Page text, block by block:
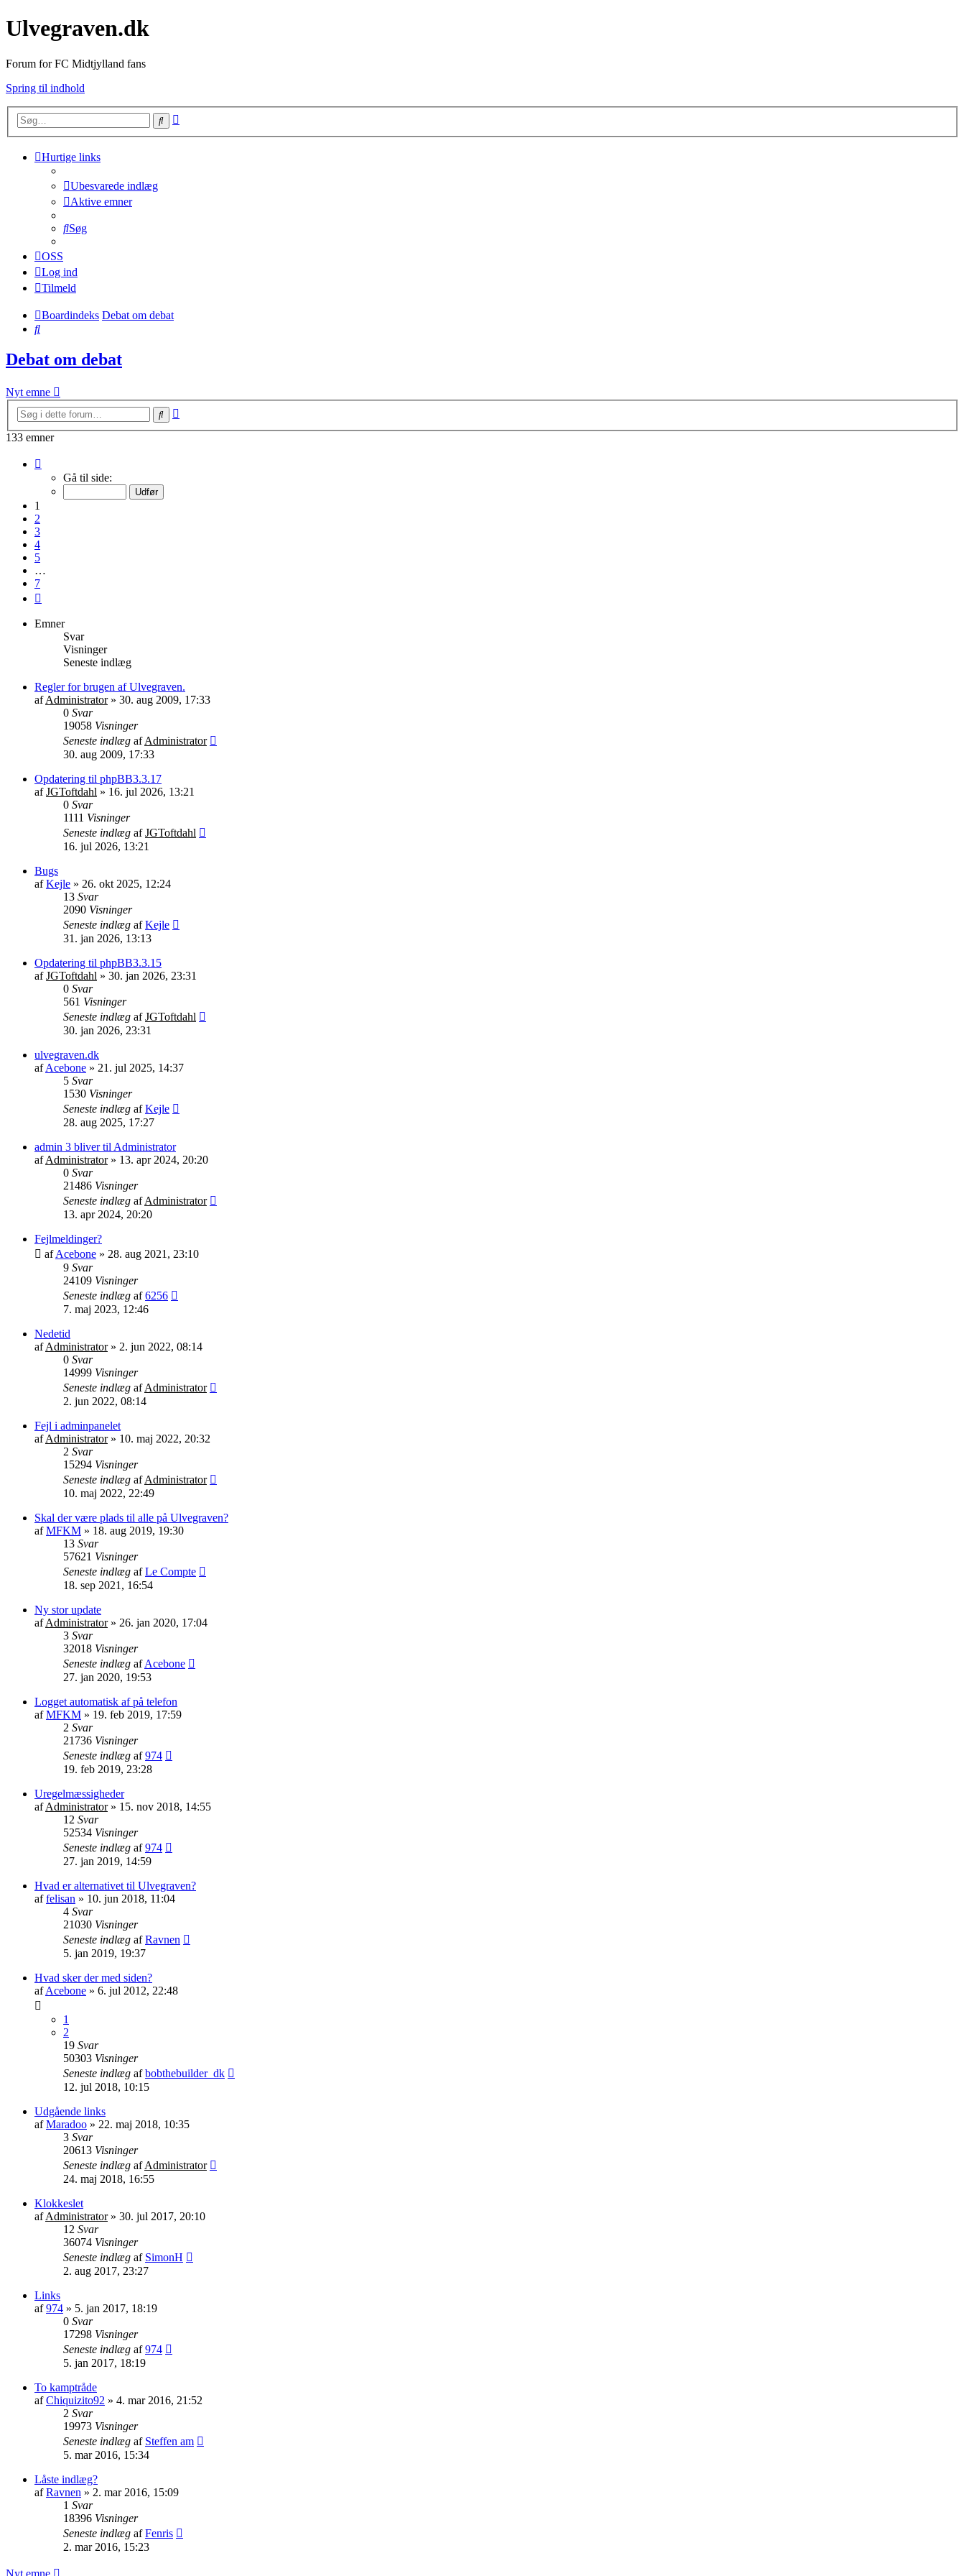
Ulvegraven.dk
Forum for FC Midtjylland fans
Spring til indhold
Søg
Hurtige links
Ubesvarede indlæg
Aktive emner
Søg
OSS
Log ind
Tilmeld
Boardindeks Debat om debat
Søg
Debat om debat
Nyt emne
Søg
133 emner
Gå til side:
1
2
3
4
5
…
7
Emner
Svar
Visninger
Seneste indlæg
Regler for brugen af Ulvegraven.
afAdministrator» 30. aug 2009, 17:33
0 Svar
19058 Visninger
Seneste indlæg afAdministrator
30. aug 2009, 17:33
Opdatering til phpBB3.3.17
afJGToftdahl » 16. jul 2026, 13:21
0 Svar
1111 Visninger
Seneste indlæg afJGToftdahl
16. jul 2026, 13:21
Bugs
afKejle » 26. okt 2025, 12:24
13 Svar
2090 Visninger
Seneste indlæg afKejle
31. jan 2026, 13:13
Opdatering til phpBB3.3.15
afJGToftdahl » 30. jan 2026, 23:31
0 Svar
561 Visninger
Seneste indlæg afJGToftdahl
30. jan 2026, 23:31
ulvegraven.dk
afAcebone » 21. jul 2025, 14:37
5 Svar
1530 Visninger
Seneste indlæg afKejle
28. aug 2025, 17:27
admin 3 bliver til Administrator
afAdministrator» 13. apr 2024, 20:20
0 Svar
21486 Visninger
Seneste indlæg afAdministrator
13. apr 2024, 20:20
Fejlmeldinger?
afAcebone » 28. aug 2021, 23:10
9 Svar
24109 Visninger
Seneste indlæg af6256
7. maj 2023, 12:46
Nedetid
afAdministrator» 2. jun 2022, 08:14
0 Svar
14999 Visninger
Seneste indlæg afAdministrator
2. jun 2022, 08:14
Fejl i adminpanelet
afAdministrator» 10. maj 2022, 20:32
2 Svar
15294 Visninger
Seneste indlæg afAdministrator
10. maj 2022, 22:49
Skal der være plads til alle på Ulvegraven?
afMFKM » 18. aug 2019, 19:30
13 Svar
57621 Visninger
Seneste indlæg afLe Compte
18. sep 2021, 16:54
Ny stor update
afAdministrator» 26. jan 2020, 17:04
3 Svar
32018 Visninger
Seneste indlæg afAcebone
27. jan 2020, 19:53
Logget automatisk af på telefon
afMFKM » 19. feb 2019, 17:59
2 Svar
21736 Visninger
Seneste indlæg af974
19. feb 2019, 23:28
Uregelmæssigheder
afAdministrator» 15. nov 2018, 14:55
12 Svar
52534 Visninger
Seneste indlæg af974
27. jan 2019, 14:59
Hvad er alternativet til Ulvegraven?
affelisan » 10. jun 2018, 11:04
4 Svar
21030 Visninger
Seneste indlæg afRavnen
5. jan 2019, 19:37
Hvad sker der med siden?
afAcebone » 6. jul 2012, 22:48
1
2
19 Svar
50303 Visninger
Seneste indlæg afbobthebuilder_dk
12. jul 2018, 10:15
Udgående links
afMaradoo » 22. maj 2018, 10:35
3 Svar
20613 Visninger
Seneste indlæg afAdministrator
24. maj 2018, 16:55
Klokkeslet
afAdministrator» 30. jul 2017, 20:10
12 Svar
36074 Visninger
Seneste indlæg af SimonH
2. aug 2017, 23:27
Links
af974 » 5. jan 2017, 18:19
0 Svar
17298 Visninger
Seneste indlæg af974
5. jan 2017, 18:19
To kamptråde
afChiquizito92 » 4. mar 2016, 21:52
2 Svar
19973 Visninger
Seneste indlæg af Steffen am
5. mar 2016, 15:34
Låste indlæg?
afRavnen » 2. mar 2016, 15:09
1 Svar
18396 Visninger
Seneste indlæg afFenris
2. mar 2016, 15:23
Nyt emne